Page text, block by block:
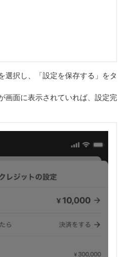
選択し、「設定を保存する」をタ
画面に表示されていれば、設定完